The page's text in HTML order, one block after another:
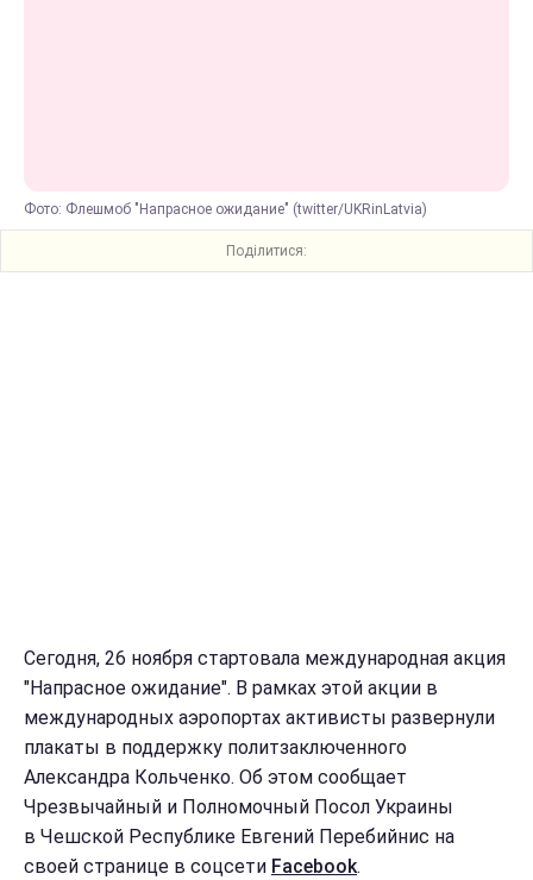
Фото: Флешмоб "Напрасное ожидание" (twitter/UKRinLatvia)
Поділитися:
Сегодня, 26 ноября стартовала международная акция
"Напрасное ожидание". В рамках этой акции в
международных аэропортах активисты развернули
плакаты в поддержку политзаключенного
Александра Кольченко. Об этом сообщает
Чрезвычайный и Полномочный Посол Украины
в Чешской Республике Евгений Перебийнис на
своей странице в соцсети Facebook.